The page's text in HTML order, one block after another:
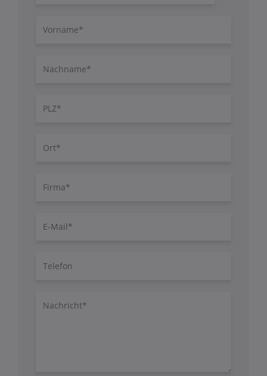
Vorname
Nachname
PLZ
Ort
Firma
E-
Telefon
Nachricht/Fragen